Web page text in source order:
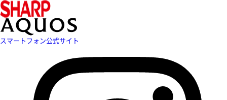
スマートフォン公式サイト